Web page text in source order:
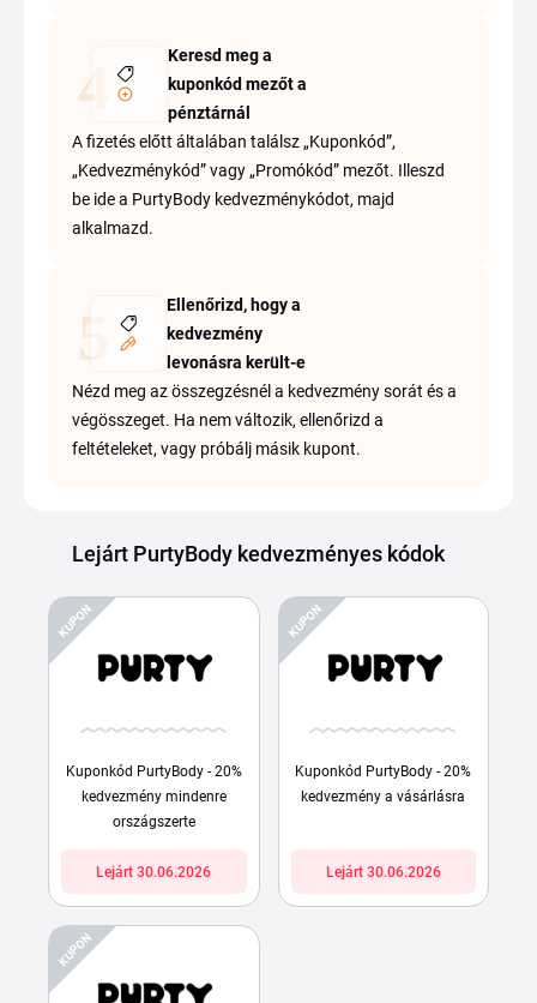
Keresd meg a
kuponkód mezőt a
pénztárnál
A fizetés előtt általában találsz „Kuponkód”,
„Kedvezménykód” vagy „Promókód” mezőt. Illeszd
be ide a PurtyBody kedvezménykódot, majd
alkalmazd.
Ellenőrizd, hogy a
kedvezmény
levonásra került-e
Nézd meg az összegzésnél a kedvezmény sorát és a
végösszeget. Ha nem változik, ellenőrizd a
feltételeket, vagy próbálj másik kupont.
Lejárt PurtyBody kedvezményes kódok
KUPON
Kuponkód PurtyBody - 20%
kedvezmény mindenre
országszerte
Lejárt 30.06.2026
KUPON
Kuponkód PurtyBody - 20%
kedvezmény a vásárlásra
Lejárt 30.06.2026
KUPON